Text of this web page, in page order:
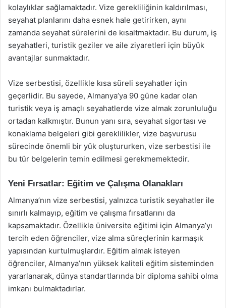
kolaylıklar sağlamaktadır. Vize gerekliliğinin kaldırılması,
seyahat planlarını daha esnek hale getirirken, aynı
zamanda seyahat sürelerini de kısaltmaktadır. Bu durum, iş
seyahatleri, turistik geziler ve aile ziyaretleri için büyük
avantajlar sunmaktadır.
Vize serbestisi, özellikle kısa süreli seyahatler için
geçerlidir. Bu sayede, Almanya’ya 90 güne kadar olan
turistik veya iş amaçlı seyahatlerde vize almak zorunluluğu
ortadan kalkmıştır. Bunun yanı sıra, seyahat sigortası ve
konaklama belgeleri gibi gereklilikler, vize başvurusu
sürecinde önemli bir yük oluştururken, vize serbestisi ile
bu tür belgelerin temin edilmesi gerekmemektedir.
Yeni Fırsatlar: Eğitim ve Çalışma Olanakları
Almanya’nın vize serbestisi, yalnızca turistik seyahatler ile
sınırlı kalmayıp, eğitim ve çalışma fırsatlarını da
kapsamaktadır. Özellikle üniversite eğitimi için Almanya’yı
tercih eden öğrenciler, vize alma süreçlerinin karmaşık
yapısından kurtulmuşlardır. Eğitim almak isteyen
öğrenciler, Almanya’nın yüksek kaliteli eğitim sisteminden
yararlanarak, dünya standartlarında bir diploma sahibi olma
imkanı bulmaktadırlar.